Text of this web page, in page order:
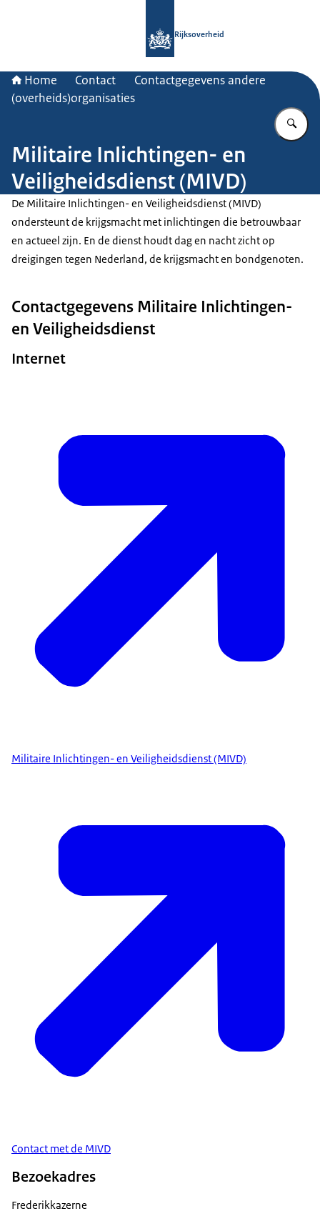
Rijksoverheid
Home Contact
Contactgegevens andere
(overheids)organisaties
Militaire Inlichtingen- en
Veiligheidsdienst (MIVD)
De Militaire Inlichtingen- en Veiligheidsdienst (MIVD)
ondersteunt de krijgsmacht met inlichtingen die betrouwbaar
en actueel zijn. En de dienst houdt dag en nacht zicht op
dreigingen tegen Nederland, de krijgsmacht en bondgenoten.
Contactgegevens Militaire Inlichtingen-
en Veiligheidsdienst
Internet
Militaire Inlichtingen- en Veiligheidsdienst (MIVD)
Contact met de MIVD
Bezoekadres
Frederikkazerne